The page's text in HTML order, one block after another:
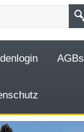
AGBs